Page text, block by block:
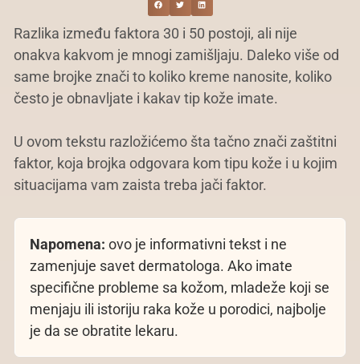
Razlika između faktora 30 i 50 postoji, ali nije
onakva kakvom je mnogi zamišljaju. Daleko više od
same brojke znači to koliko kreme nanosite, koliko
često je obnavljate i kakav tip kože imate.
U ovom tekstu razložićemo šta tačno znači zaštitni
faktor, koja brojka odgovara kom tipu kože i u kojim
situacijama vam zaista treba jači faktor.
Napomena: ovo je informativni tekst i ne
zamenjuje savet dermatologa. Ako imate
specifične probleme sa kožom, mladeže koji se
menjaju ili istoriju raka kože u porodici, najbolje
je da se obratite lekaru.